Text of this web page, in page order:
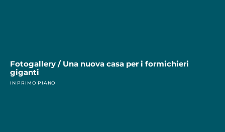
Fotogallery / Una nuova casa per i formichieri
giganti
IN PRIMO PIANO